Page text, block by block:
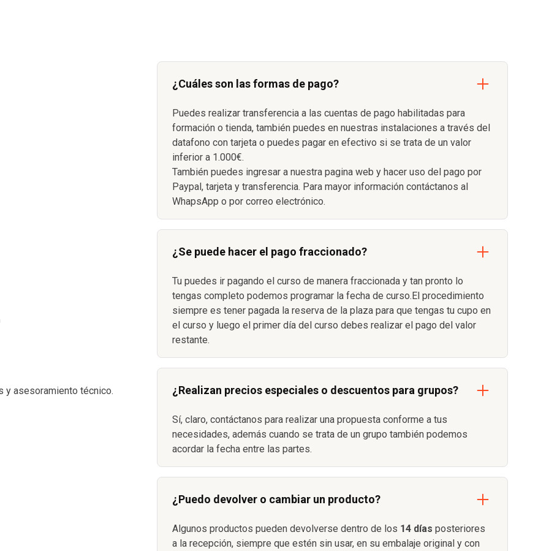
y asesoramiento técnico.
¿Cuáles son las formas de pago?
Puedes realizar transferencia a las cuentas de pago habilitadas para
formación o tienda, también puedes en nuestras instalaciones a través del
datafono con tarjeta o puedes pagar en efectivo si se trata de un valor
inferior a 1.000€.
También puedes ingresar a nuestra pagina web y hacer uso del pago por
Paypal, tarjeta y transferencia. Para mayor información contáctanos al
WhapsApp o por correo electrónico.
¿Se puede hacer el pago fraccionado?
Tu puedes ir pagando el curso de manera fraccionada y tan pronto lo
tengas completo podemos programar la fecha de curso.El procedimiento
siempre es tener pagada la reserva de la plaza para que tengas tu cupo en
el curso y luego el primer día del curso debes realizar el pago del valor
restante.
¿Realizan precios especiales o descuentos para grupos?
Sí, claro, contáctanos para realizar una propuesta conforme a tus
necesidades, además cuando se trata de un grupo también podemos
acordar la fecha entre las partes.
¿Puedo devolver o cambiar un producto?
Algunos productos pueden devolverse dentro de los 14 días posteriores
a la recepción, siempre que estén sin usar, en su embalaje original y con